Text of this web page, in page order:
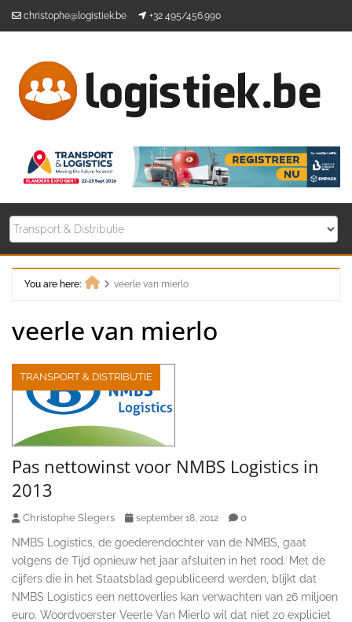
christophe@logistiek.be +32 495/456.990
You are here:
veerle van mierlo
veerle van mierlo
TRANSPORT & DISTRIBUTIE
Pas nettowinst voor NMBS Logistics in
2013
Christophe Slegers september 18, 2012 0
NMBS Logistics, de goederendochter van de NMBS, gaat
volgens de Tijd opnieuw het jaar afsluiten in het rood. Met de
cijfers die in het Staatsblad gepubliceerd werden, blijkt dat
NMBS Logistics een nettoverlies kan verwachten van 26 miljoen
euro. Woordvoerster Veerle Van Mierlo wil dat niet zo expliciet